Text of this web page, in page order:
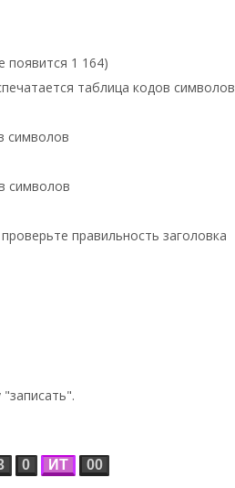
появится 1 164)
таблица кодов символов
символов
символов
правильность заголовка
0 ИТ 00